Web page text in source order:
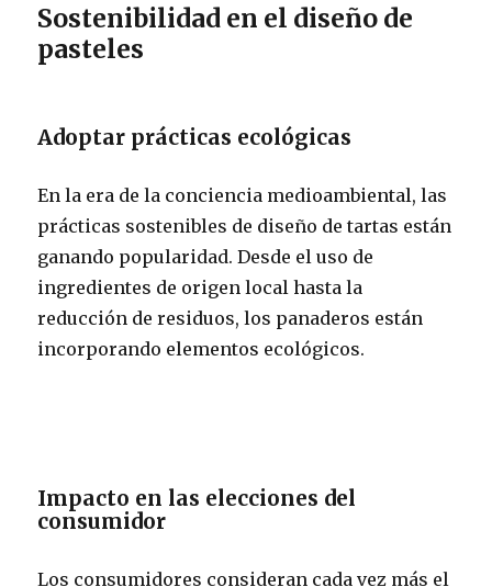
Sostenibilidad en el diseño de
pasteles
Adoptar prácticas ecológicas
En la era de la conciencia medioambiental, las
prácticas sostenibles de diseño de tartas están
ganando popularidad. Desde el uso de
ingredientes de origen local hasta la
reducción de residuos, los panaderos están
incorporando elementos ecológicos.
Impacto en las elecciones del
consumidor
Los consumidores consideran cada vez más el